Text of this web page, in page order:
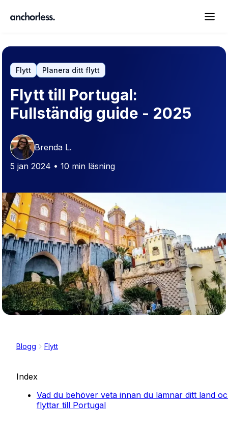
Flytt Planera ditt flytt
Flytt till Portugal:
Fullständig guide - 2025
Brenda L.
5 jan 2024 • 10 min läsning
Blogg Flytt
Index
Vad du behöver veta innan du lämnar ditt land
flyttar till Portugal